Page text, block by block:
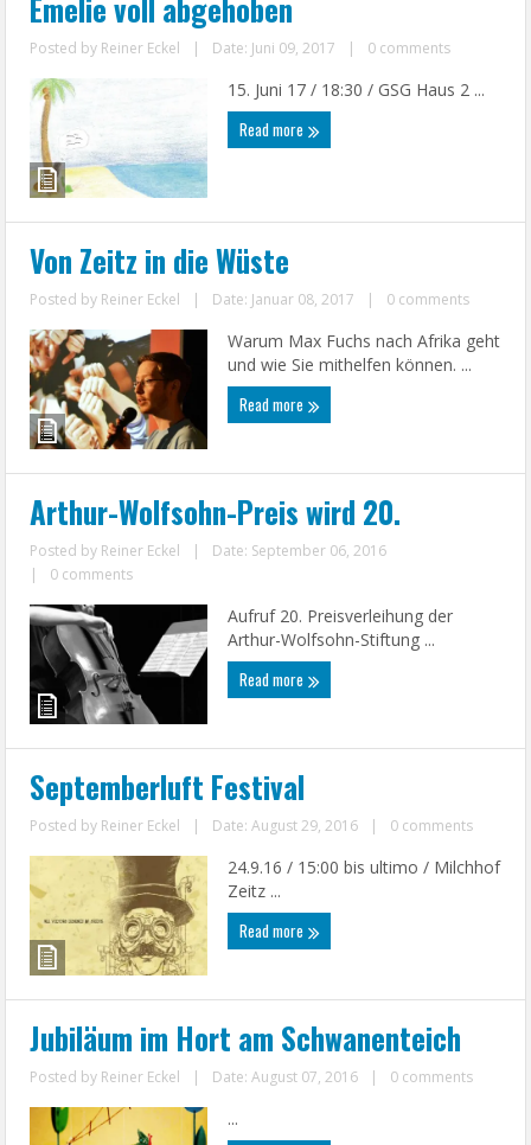
Emelie voll abgehoben
Posted by Reiner Eckel | Date: Juni 09, 2017 | 0 comments
15. Juni 17 / 18:30 / GSG Haus 2 ...
Read more
Von Zeitz in die Wüste
Posted by Reiner Eckel | Date: Januar 08, 2017 | 0 comments
Warum Max Fuchs nach Afrika geht
und wie Sie mithelfen können. ...
Read more
Arthur-Wolfsohn-Preis wird 20.
Posted by Reiner Eckel |
Date: September 06, 2016
|
0 comments
Aufruf 20. Preisverleihung der
Arthur-Wolfsohn-Stiftung ...
Read more
Septemberluft Festival
Posted by Reiner Eckel | Date: August 29, 2016 | 0 comments
24.9.16 / 15:00 bis ultimo / Milchhof
Zeitz ...
Read more
Jubiläum im Hort am Schwanenteich
Posted by Reiner Eckel | Date: August 07, 2016 | 0 comments
...